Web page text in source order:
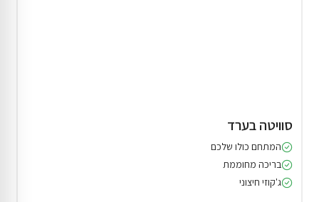
סוויטה בערד
המתחם כולו שלכם
בריכה מחוממת
ג'קוזי חיצוני